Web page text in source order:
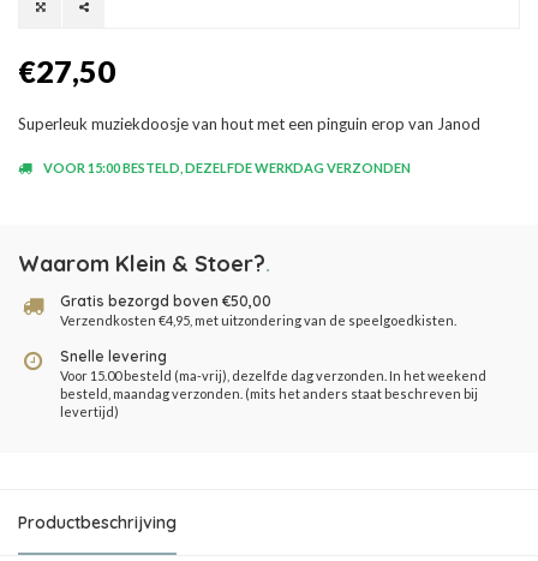
€27,50
Superleuk muziekdoosje van hout met een pinguin erop van Janod
VOOR 15:00 BESTELD, DEZELFDE WERKDAG VERZONDEN
Waarom Klein & Stoer?.
Gratis bezorgd boven €50,00
Verzendkosten €4,95, met uitzondering van de speelgoedkisten.
Snelle levering
Voor 15.00 besteld (ma-vrij), dezelfde dag verzonden. In het weekend
besteld, maandag verzonden. (mits het anders staat beschreven bij
levertijd)
Productbeschrijving